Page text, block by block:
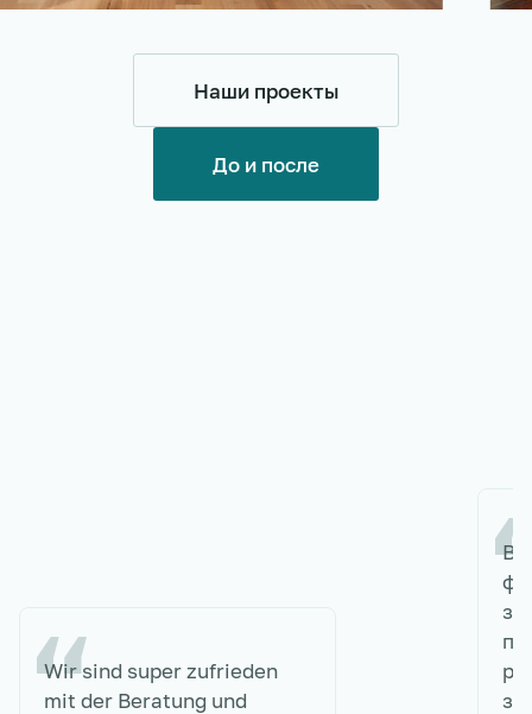
Наши проекты
До и после
Wir sind super zufrieden
mit der Beratung und